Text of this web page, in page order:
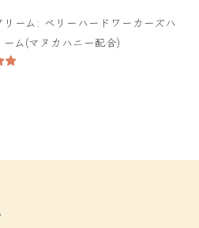
リーム: ベリーハードワーカーズハ
ーム(マヌカハニー配合)